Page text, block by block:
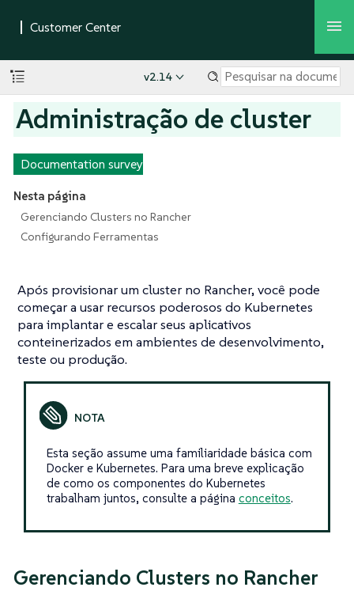
v2.14
Administração de cluster
Documentation survey
Nesta página
Gerenciando Clusters no Rancher
Configurando Ferramentas
Após provisionar um cluster no Rancher, você pode
começar a usar recursos poderosos do Kubernetes
para implantar e escalar seus aplicativos
conteinerizados em ambientes de desenvolvimento,
teste ou produção.
Esta seção assume uma familiaridade básica com
Docker e Kubernetes. Para uma breve explicação
de como os componentes do Kubernetes
trabalham juntos, consulte a página conceitos.
Gerenciando Clusters no Rancher